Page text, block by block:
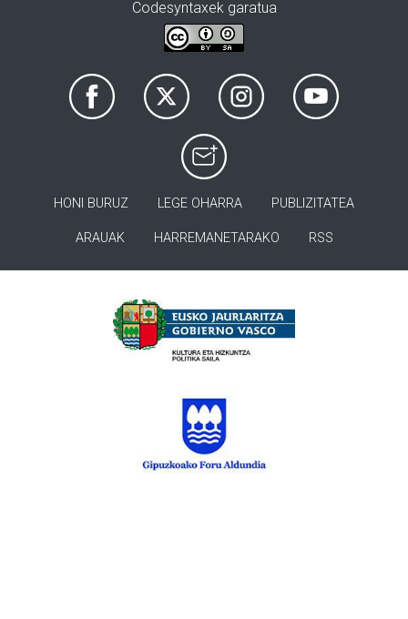
Codesyntaxek garatua
HONI BURUZ LEGE OHARRA PUBLIZITATEA
ARAUAK HARREMANETARAKO RSS